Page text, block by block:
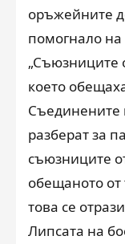
оръжейните
помогнало
„Съюзниците
което
Съединените
разберат за
съюзниците
обещаното от
това се
Липсата на